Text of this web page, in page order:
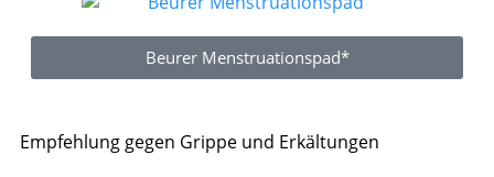
Beurer Menstruationspad*
Empfehlung gegen Grippe und Erkältungen